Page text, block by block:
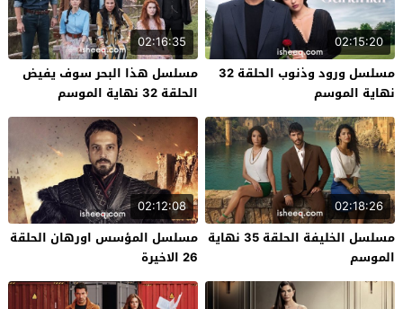
02:15:20
مسلسل ورود وذنوب الحلقة 32
نهاية الموسم
02:16:35
مسلسل هذا البحر سوف يفيض
الحلقة 32 نهاية الموسم
02:18:26
مسلسل الخليفة الحلقة 35 نهاية
الموسم
02:12:08
مسلسل المؤسس اورهان الحلقة
26 الاخيرة